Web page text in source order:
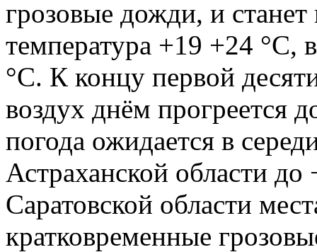
грозовые дожди, и станет
температура +19 +24 °С,
°С. К концу первой
воздух днём прогреется
погода ожидается в
Астраханской области
Саратовской области
кратковременные